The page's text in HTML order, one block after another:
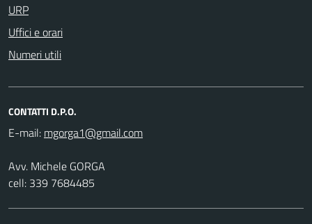
URP
Uffici e orari
Numeri utili
CONTATTI D.P.O.
E-mail:
Avv. Michele GORGA
cell: 339 7684485